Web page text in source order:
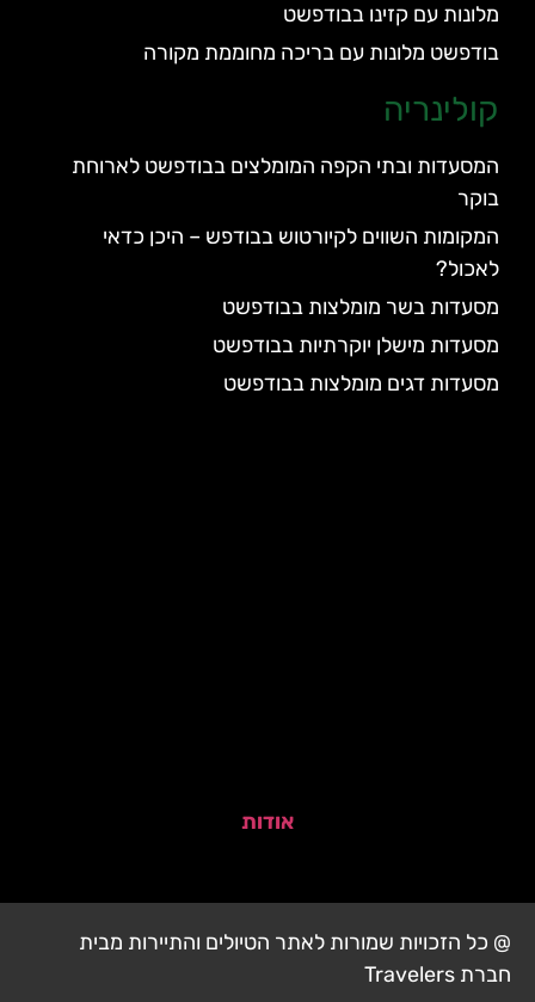
מלונות עם קזינו בבודפשט
בודפשט מלונות עם בריכה מחוממת מקורה
קולינריה
המסעדות ובתי הקפה המומלצים בבודפשט לארוחת
בוקר
המקומות השווים לקיורטוש בבודפש – היכן כדאי
לאכול?
מסעדות בשר מומלצות בבודפשט
מסעדות מישלן יוקרתיות בבודפשט
מסעדות דגים מומלצות בבודפשט
אודות
@ כל הזכויות שמורות לאתר הטיולים והתיירות מבית
חברת Travelers